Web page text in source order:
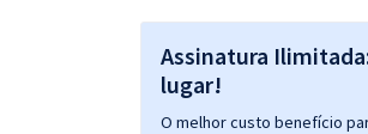
Conteúdo gratuito
Assinatura
lugar!
O melhor custo benefício